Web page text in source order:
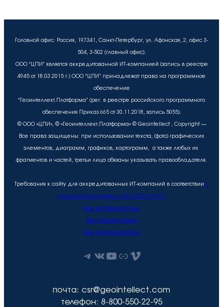
Головной офис: Россия, 197341, Санкт-Петербург, ул. Афонская, 2, офис 3-
504, 3-502 (главный офис).
ООО “ЦПИ” является аккредитованной ИТ-компанией (запись в реестре
4945 от 18.03.2015 г.) ООО “ЦПИ” принадлежат права на программное
обеспечение
“Геоинтеллект.Платформа” (рег. в реестре российского программного
обеспечения Приказ 665 от 30.11.2018, запись 5055).
© ООО «ЦПИ», © «Геоинтеллект.Платформа» © Geointellect , Copyright —
Все права защищены: при использовании текста, (фото) графических
элементов, диаграмм, графиков, картограмм, а также любых их
фрагментов и частей, третьи лица обязаны указывать правообладателя.
Требования к сайту для аккредитованных ИТ-компаний в соответствии с
приказом Минцифры от 02.06.2025 № 511
Мы в Узбекистане
Мы в Казахстане
Мы в Кыргызстане
Telegram ВКонтакте YouTube Рутуб Vimeo
почта: csr@geointellect.com
телефон: 8-800-550-22-95